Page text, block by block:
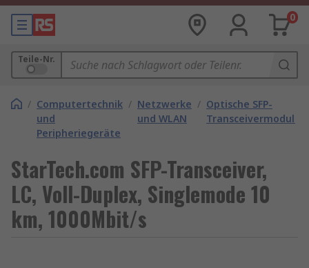
0
Teile-Nr.
/ Computertechnik
und
Peripheriegeräte
/ Netzwerke
und WLAN
/ Optische SFP-
Transceivermodule
StarTech.com SFP-Transceiver,
LC, Voll-Duplex, Singlemode 10
km, 1000Mbit/s